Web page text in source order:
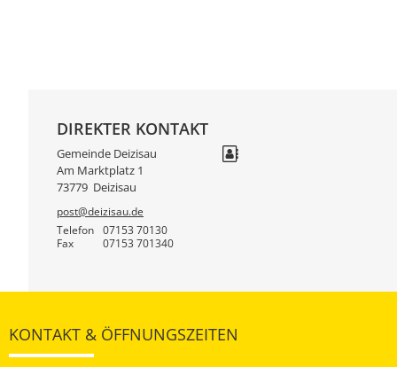
DIREKTER KONTAKT
Gemeinde Deizisau
Am Marktplatz 1
73779 Deizisau
post@deizisau.de
Telefon
07153 70130
Fax 07153 701340
KONTAKT & ÖFFNUNGSZEITEN